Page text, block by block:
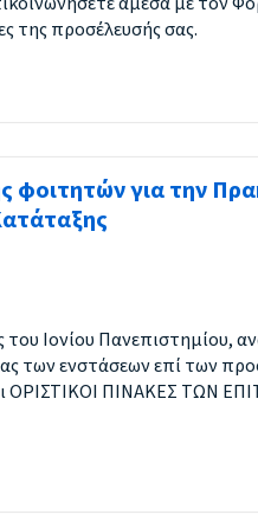
της προσέλευσής σας.
φοιτητών για την
Ιονίου Πανεπιστημίου,
των ενστάσεων επί των
ΟΡΙΣΤΙΚΟΙ ΠΙΝΑΚΕΣ ΤΩΝ